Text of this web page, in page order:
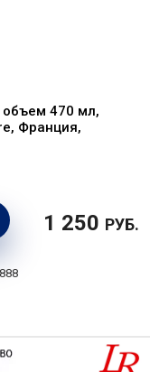
объем 470 мл,
Франция,
1 250 РУБ.